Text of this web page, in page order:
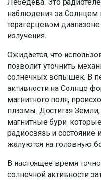
Лебедева. Это
наблюдения за Солнцем
терагерцевом
излучения.
Ожидается, что
позволит уточнить
солнечных вспышек. В
активности на Солнце
магнитного поля,
плазмы. Достигая
магнитные бури,
радиосвязь и
жалуются на головную
В настоящее время
солнечной активности